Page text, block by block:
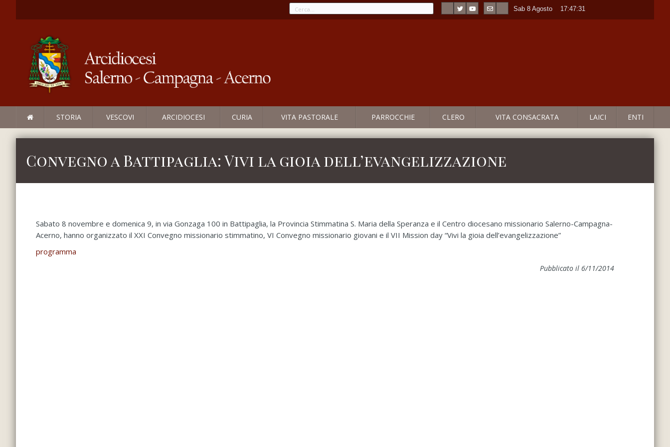
Sab 8 Agosto 17:47:31
STORIA VESCOVI ARCIDIOCESI CURIA VITA PASTORALE PARROCCHIE CLERO VITA CONSACRATA LAICI ENTI
Convegno a Battipaglia: Vivi la gioia dell’evangelizzazione
Sabato 8 novembre e domenica 9, in via Gonzaga 100 in Battipaglia, la Provincia Stimmatina S. Maria della Speranza e il Centro diocesano missionario Salerno-Campagna-
Acerno, hanno organizzato il XXI Convegno missionario stimmatino, VI Convegno missionario giovani e il VII Mission day “Vivi la gioia dell’evangelizzazione”
programma
Pubblicato il 6/11/2014